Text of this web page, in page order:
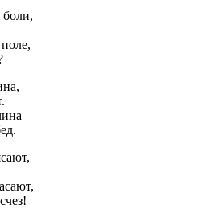
боли,
–